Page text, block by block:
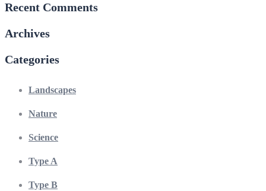
Recent Comments
Archives
Categories
Landscapes
Nature
Science
Type A
Type B